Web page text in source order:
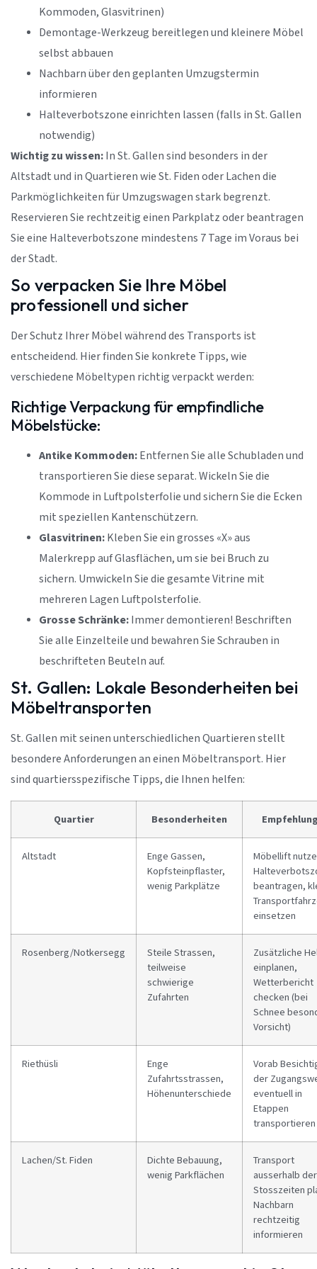
Kommoden, Glasvitrinen)
Demontage-Werkzeug bereitlegen und kleinere Möbel
selbst abbauen
Nachbarn über den geplanten Umzugstermin
informieren
Halteverbotszone einrichten lassen (falls in St. Gallen
notwendig)
Wichtig zu wissen:In St. Gallen sind besonders in der
Altstadt und in Quartieren wie St. Fiden oder Lachen die
Parkmöglichkeiten für Umzugswagen stark begrenzt.
Reservieren Sie rechtzeitig einen Parkplatz oder beantragen
Sie eine Halteverbotszone mindestens 7 Tage im Voraus bei
der Stadt.
So verpacken Sie Ihre Möbel
professionell und sicher
Der Schutz Ihrer Möbel während des Transports ist
entscheidend. Hier finden Sie konkrete Tipps, wie
verschiedene Möbeltypen richtig verpackt werden:
Richtige Verpackung für empfindliche
Möbelstücke:
Antike Kommoden:Entfernen Sie alle Schubladen und
transportieren Sie diese separat. Wickeln Sie die
Kommode in Luftpolsterfolie und sichern Sie die Ecken
mit speziellen Kantenschützern.
Glasvitrinen:Kleben Sie ein grosses «X» aus
Malerkrepp auf Glasflächen, um sie bei Bruch zu
sichern. Umwickeln Sie die gesamte Vitrine mit
mehreren Lagen Luftpolsterfolie.
Grosse Schränke:Immer demontieren! Beschriften
Sie alle Einzelteile und bewahren Sie Schrauben in
beschrifteten Beuteln auf.
St. Gallen: Lokale Besonderheiten bei
Möbeltransporten
St. Gallen mit seinen unterschiedlichen Quartieren stellt
besondere Anforderungen an einen Möbeltransport. Hier
sind quartiersspezifische Tipps, die Ihnen helfen:
Quartier Besonderheiten
Altstadt
Enge Gassen,
Kopfsteinpflaster,
wenig Parkplätze
Möbellift
beantragen,
einsetzen
Rosenberg/Notkersegg
Steile Strassen,
teilweise
schwierige
Zufahrten
Zusätzliche
einplanen,
Wetterbericht
checken (bei
Schnee
Vorsicht)
Riethüsli
Enge
Zufahrtsstrassen,
Höhenunterschiede
Vorab
der
eventuell in
Etappen
transportieren
Lachen/St. Fiden
Dichte Bebauung,
wenig Parkflächen
Transport
ausserhalb der
Stosszeiten
Nachbarn
rechtzeitig
informieren